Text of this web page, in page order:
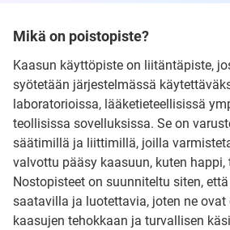
Mikä on poistopiste?
Kaasun käyttöpiste on liitäntäpiste,
syötetään järjestelmässä
laboratorioissa, lääketieteellisissä
teollisissa sovelluksissa. Se on
säätimillä ja liittimillä, joilla
valvottu pääsy kaasuun, kuten happi,
Nostopisteet on suunniteltu siten,
saatavilla ja luotettavia, joten ne ovat
kaasujen tehokkaan ja turvallisen